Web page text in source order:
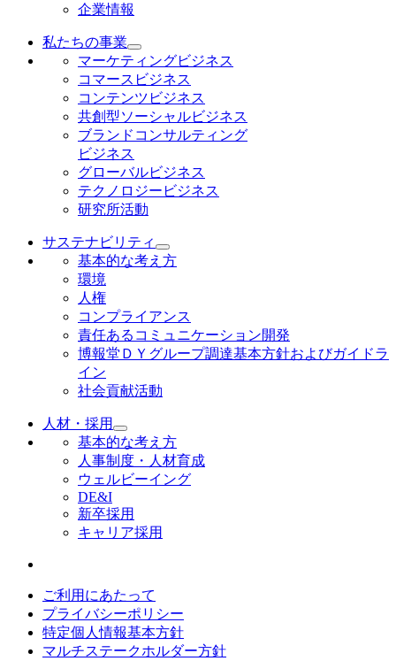
企業情報
私たちの事業
マーケティングビジネス
コマースビジネス
コンテンツビジネス
共創型ソーシャルビジネス
ブランドコンサルティング
ビジネス
グローバルビジネス
テクノロジービジネス
研究所活動
サステナビリティ
基本的な考え方
環境
人権
コンプライアンス
責任あるコミュニケーション開発
博報堂ＤＹグループ調達基本方針およびガイドラ
イン
社会貢献活動
人材・採用
基本的な考え方
人事制度・人材育成
ウェルビーイング
DE&I
新卒採用
キャリア採用
ご利用にあたって
プライバシーポリシー
特定個人情報基本方針
マルチステークホルダー方針